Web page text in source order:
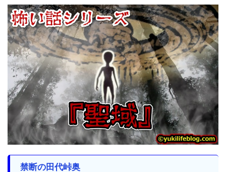
禁断の田代峠奥